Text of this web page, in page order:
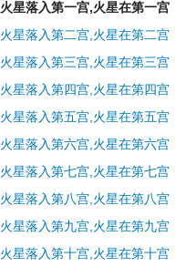
火星落入第一宫,火星在第一宫
火星落入第二宫,火星在第二宫
火星落入第三宫,火星在第三宫
火星落入第四宫,火星在第四宫
火星落入第五宫,火星在第五宫
火星落入第六宫,火星在第六宫
火星落入第七宫,火星在第七宫
火星落入第八宫,火星在第八宫
火星落入第九宫,火星在第九宫
火星落入第十宫,火星在第十宫